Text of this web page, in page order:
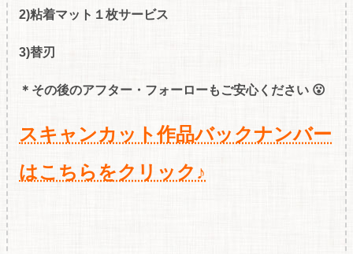
2)粘着マット１枚サービス
3)替刃
＊その後のアフター・フォーローもご安心ください 😮
スキャンカット作品バックナンバー
はこちらをクリック♪